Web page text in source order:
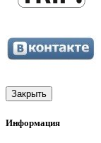
Закрыть
Информация